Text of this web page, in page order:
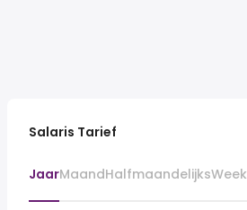
Salaris Tarief
JaarMaandHalfmaandelijksWeek